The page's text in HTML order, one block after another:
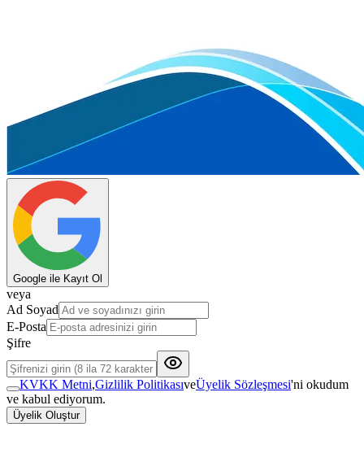
Google ile Kayıt Ol
veya
Ad Soyad
E-Posta
Şifre
KVKK Metni,Gizlilik PolitikasıveÜyelik Sözleşmesi'ni okudum
ve kabul ediyorum.
Üyelik Oluştur